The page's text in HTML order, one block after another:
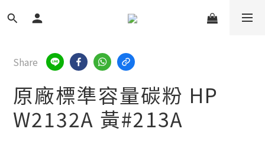
Share
原廠標準容量碳粉 HP
W2132A 黃#213A